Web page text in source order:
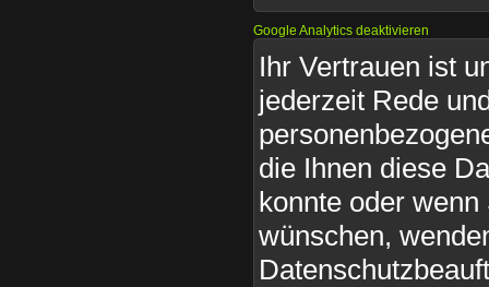
Google Analytics deaktivieren
Ihr Vertrauen ist
jederzeit Rede
die Ihnen diese
konnte oder
wünschen,